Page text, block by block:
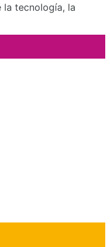
la tecnología, la